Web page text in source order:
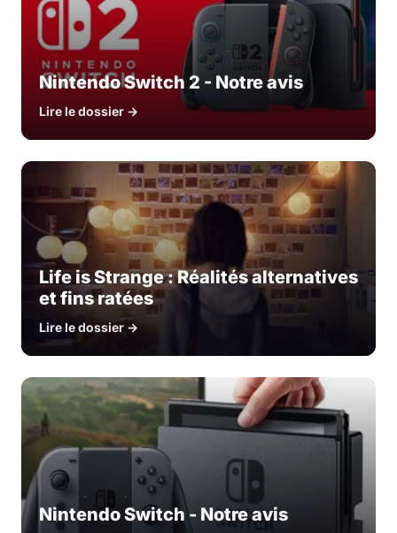
Nintendo Switch 2 - Notre avis
Lire le dossier →
Life is Strange : Réalités alternatives
et fins ratées
Lire le dossier →
Nintendo Switch - Notre avis